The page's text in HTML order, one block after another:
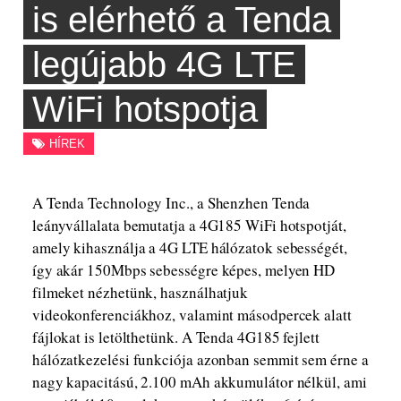
is elérhető a Tenda
legújabb 4G LTE
WiFi hotspotja
HÍREK
A Tenda Technology Inc., a Shenzhen Tenda
leányvállalata bemutatja a 4G185 WiFi hotspotját,
amely kihasználja a 4G LTE hálózatok sebességét,
így akár 150Mbps sebességre képes, melyen HD
filmeket nézhetünk, használhatjuk
videokonferenciákhoz, valamint másodpercek alatt
fájlokat is letölthetünk. A Tenda 4G185 fejlett
hálózatkezelési funkciója azonban semmit sem érne a
nagy kapacitású, 2.100 mAh akkumulátor nélkül, ami